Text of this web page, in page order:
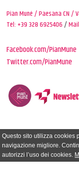
Questo sito utilizza cookies
navigazione migliore.
autorizzi l’uso dei cookies.
Pian Muné / Paesana CN /
Tel: +39 328 6925406/
Facebook.com/PianMune
Twitter.com/PianMune